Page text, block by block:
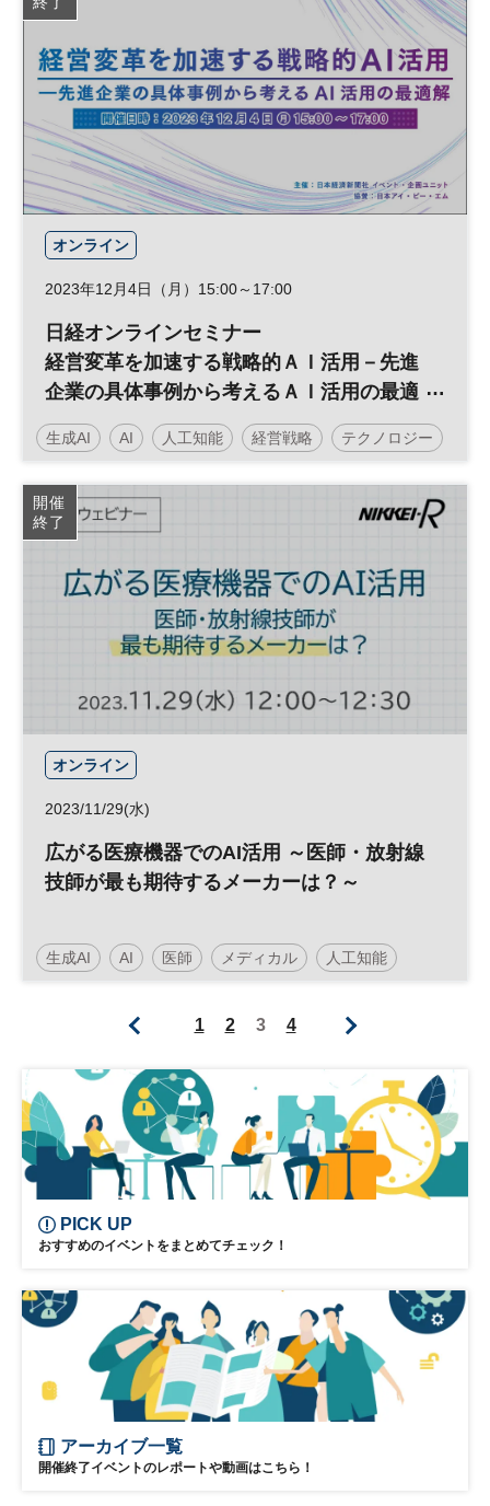
フードテック
オンライン
2023年12月4日（月）15:00～17:00
日経オンラインセミナー
経営変革を加速する戦略的ＡＩ活用－先進
企業の具体事例から考えるＡＩ活用の最適
解
生成AI AI 人工知能 経営戦略 テクノロジー
日経オンラインセミナー
開催
終了
オンライン
2023/11/29(水)
広がる医療機器でのAI活用 ～医師・放射線
技師が最も期待するメーカーは？～
生成AI AI 医師 メディカル 人工知能
1 2 3 4
PICK UP
おすすめのイベントをまとめてチェック！
アーカイブ一覧
開催終了イベントのレポートや動画はこちら！